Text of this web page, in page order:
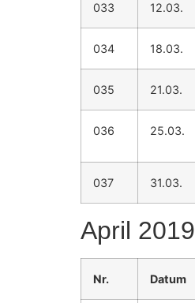
033 12.03.
034 18.03.
035 21.03.
036 25.03.
037 31.03.
April 2019
Nr. Datum